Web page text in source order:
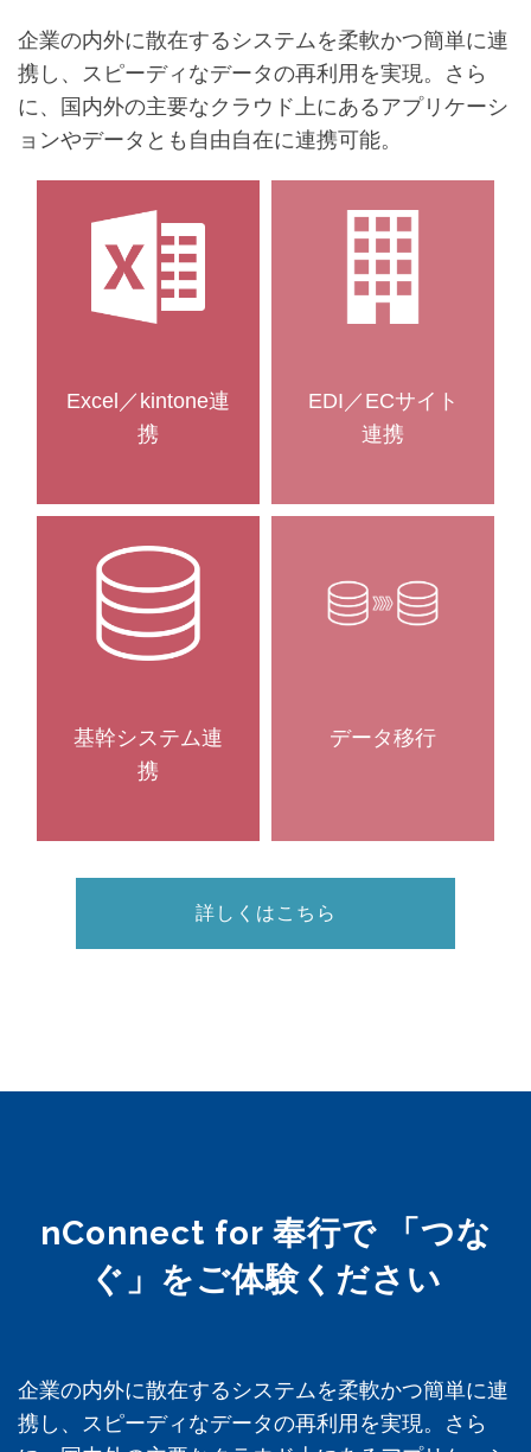
企業の内外に散在するシステムを柔軟かつ簡単に連
携し、スピーディなデータの再利用を実現。さら
に、国内外の主要なクラウド上にあるアプリケーシ
ョンやデータとも自由自在に連携可能。
Excel／kintone連
携
EDI／ECサイト
連携
基幹システム連
携
データ移行
詳しくはこちら
nConnect for 奉行で 「つな
ぐ」をご体験ください
企業の内外に散在するシステムを柔軟かつ簡単に連
携し、スピーディなデータの再利用を実現。さら